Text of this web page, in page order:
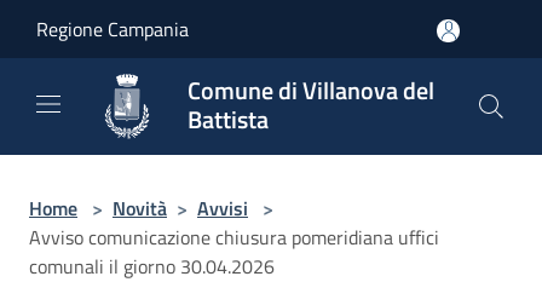
Regione Campania
Comune di Villanova del
Battista
Home > Novità > Avvisi >
Avviso comunicazione chiusura pomeridiana uffici
comunali il giorno 30.04.2026